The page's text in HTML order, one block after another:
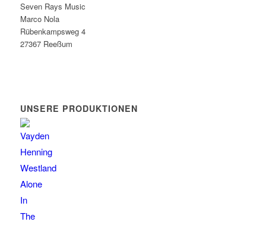
Seven Rays Music
Marco Nola
Rübenkampsweg 4
27367 Reeßum
UNSERE PRODUKTIONEN